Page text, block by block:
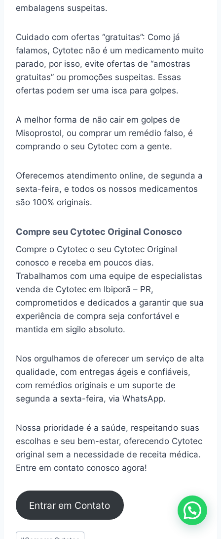
embalagens suspeitas.
Cuidado com ofertas “gratuitas”: Como já
falamos, Cytotec não é um medicamento muito
parado, por isso, evite ofertas de “amostras
gratuitas” ou promoções suspeitas. Essas
ofertas podem ser uma isca para golpes.
A melhor forma de não cair em golpes de
Misoprostol, ou comprar um remédio falso, é
comprando o seu Cytotec com a gente.
Oferecemos atendimento online, de segunda a
sexta-feira, e todos os nossos medicamentos
são 100% originais.
Compre seu Cytotec Original Conosco
Compre o Cytotec o seu Cytotec Original
conosco e receba em poucos dias.
Trabalhamos com uma equipe de especialistas
venda de Cytotec em Ibiporã – PR,
comprometidos e dedicados a garantir que sua
experiência de compra seja confortável e
mantida em sigilo absoluto.
Nos orgulhamos de oferecer um serviço de alta
qualidade, com entregas ágeis e confiáveis,
com remédios originais e um suporte de
segunda a sexta-feira, via WhatsApp.
Nossa prioridade é a saúde, respeitando suas
escolhas e seu bem-estar, oferecendo Cytotec
original sem a necessidade de receita médica.
Entre em contato conosco agora!
Entrar em Contato
Tags